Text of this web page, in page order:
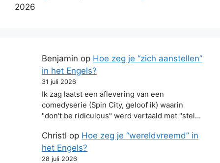
2026
Benjamin op Hoe zeg je “zich aanstellen”
in het Engels?
31 juli 2026
Ik zag laatst een aflevering van een
comedyserie (Spin City, geloof ik) waarin
"don't be ridiculous" werd vertaald met "stel…
Christl op Hoe zeg je “wereldvreemd” in
het Engels?
28 juli 2026